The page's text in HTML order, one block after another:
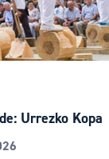
Urrezko Kopa